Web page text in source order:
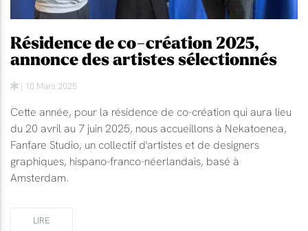
Résidence de co-création 2025,
annonce des artistes sélectionnés
| 10 Mars 2025
Cette année, pour la résidence de co-création qui aura lieu
du 20 avril au 7 juin 2025, nous accueillons à Nekatoenea,
Fanfare Studio, un collectif d'artistes et de designers
graphiques, hispano-franco-néerlandais, basé à
Amsterdam.
LIRE